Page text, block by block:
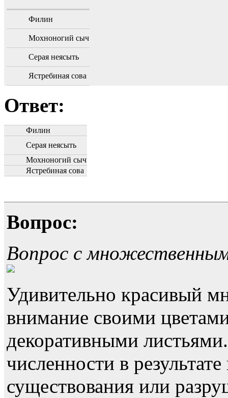
Филин
Мохноногий сыч
Серая неясыть
Ястребиная сова
Ответ:
Филин
Серая неясыть
Мохноногий сыч
Ястребиная сова
Вопрос:
Вопрос с
Удивительно красивый
внимание своими
декоративными
численности в
существования или